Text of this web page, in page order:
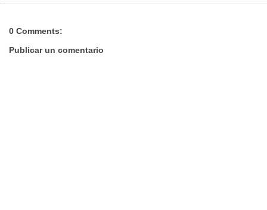
0 Comments:
Publicar un comentario